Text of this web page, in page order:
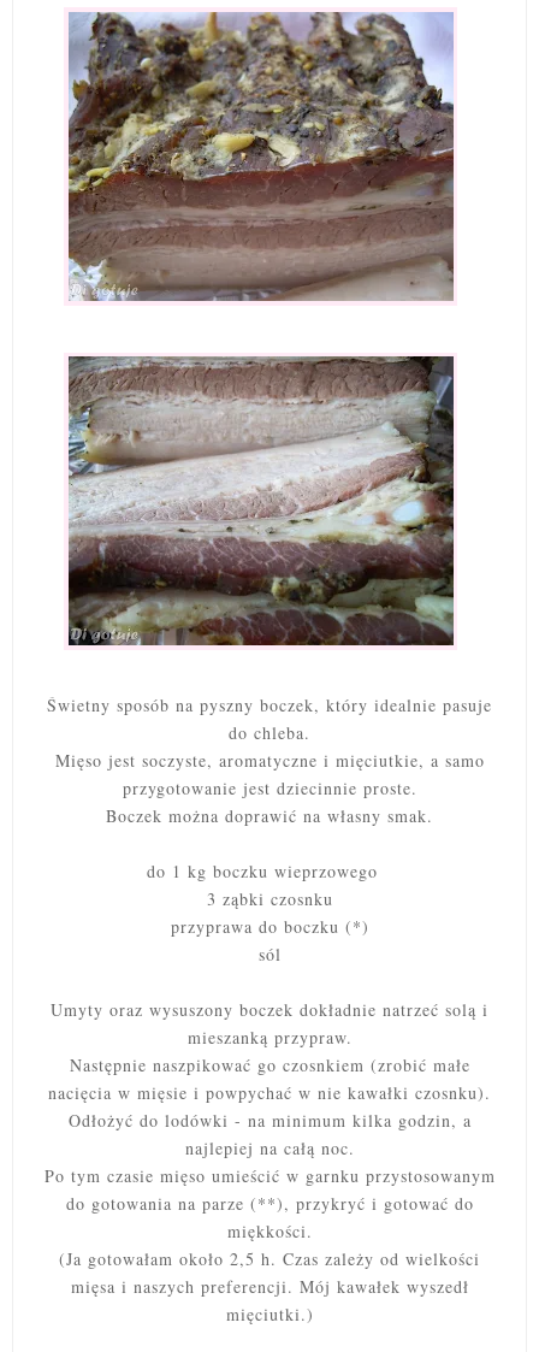
Świetny sposób na pyszny boczek, który idealnie pasuje
do chleba.
Mięso jest soczyste, aromatyczne i mięciutkie, a samo
przygotowanie jest dziecinnie proste.
Boczek można doprawić na własny smak.
do 1 kg boczku wieprzowego
3 ząbki czosnku
przyprawa do boczku (*)
sól
Umyty oraz wysuszony boczek dokładnie natrzeć solą i
mieszanką przypraw.
Następnie naszpikować go czosnkiem (zrobić małe
nacięcia w mięsie i powpychać w nie kawałki czosnku).
Odłożyć do lodówki - na minimum kilka godzin, a
najlepiej na całą noc.
Po tym czasie mięso umieścić w garnku przystosowanym
do gotowania na parze (**), przykryć i gotować do
miękkości.
(Ja gotowałam około 2,5 h. Czas zależy od wielkości
mięsa i naszych preferencji. Mój kawałek wyszedł
mięciutki.)